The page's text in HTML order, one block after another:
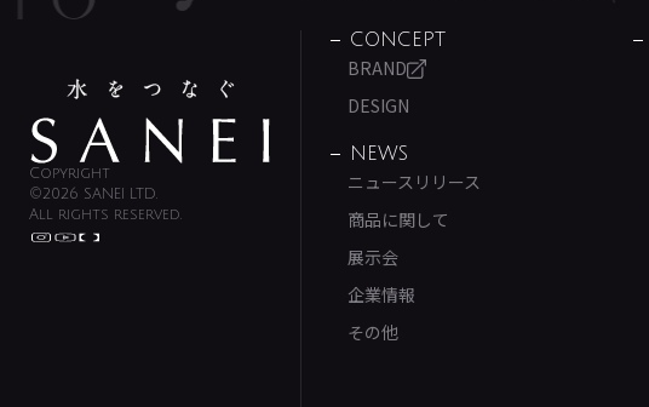
Copyright
©2026 SANEI LTD.
All rights reserved.
CONCEPT
BRAND
DESIGN
NEWS
ニュースリリース
商品に関して
展示会
企業情報
その他